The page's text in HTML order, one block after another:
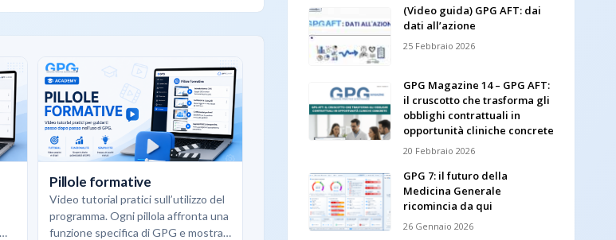
Pillole formative
Video tutorial pratici sull’utilizzo del
programma. Ogni pillola affronta una
funzione specifica di GPG e mostra
(Video guida) GPG AFT: dai
dati all’azione
25 Febbraio 2026
GPG Magazine 14 – GPG AFT:
il cruscotto che trasforma gli
obblighi contrattuali in
opportunità cliniche concrete
20 Febbraio 2026
GPG 7: il futuro della
Medicina Generale
ricomincia da qui
26 Gennaio 2026